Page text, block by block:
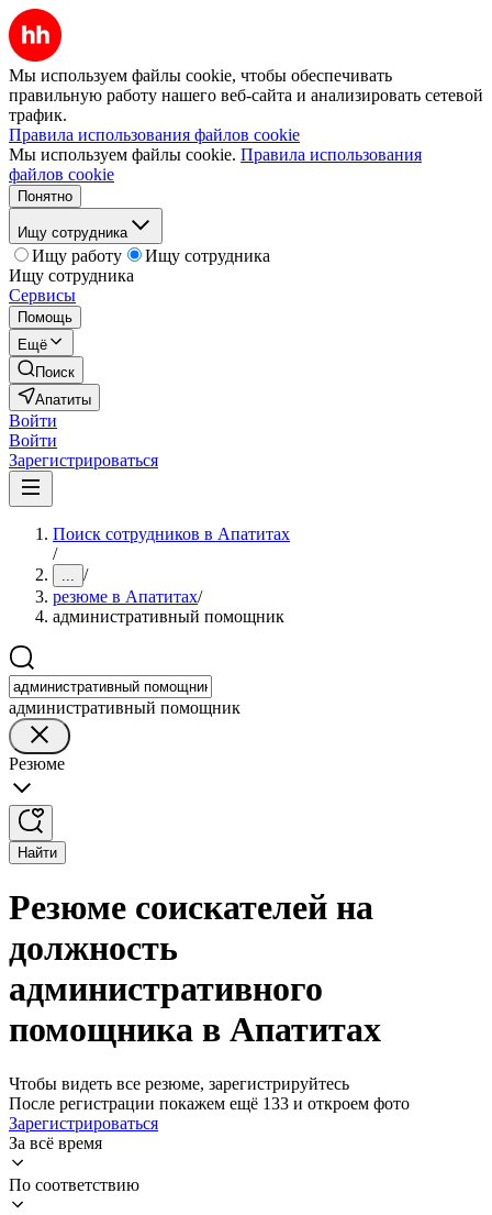
Мы используем файлы cookie, чтобы обеспечивать
правильную работу нашего веб-сайта и анализировать сетевой
трафик.
Правила использования файлов cookie
Мы используем файлы cookie. Правила использования
файлов cookie
Понятно
Ищу сотрудника
Ищу работу
Ищу сотрудника
Ищу сотрудника
Сервисы
Помощь
Ещё
Поиск
Апатиты
Войти
Войти
Зарегистрироваться
Поиск сотрудников в Апатитах
/
... /
резюме в Апатитах/
административный помощник
административный помощник
Резюме
Найти
Резюме соискателей на
должность
административного
помощника в Апатитах
Чтобы видеть все резюме, зарегистрируйтесь
После регистрации покажем ещё 133 и откроем фото
Зарегистрироваться
За всё время
По соответствию